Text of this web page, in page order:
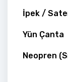
İpek /
Yün Çanta
Neopren